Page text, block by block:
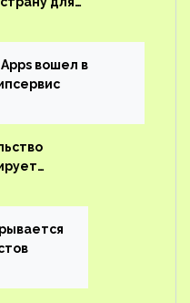
вошел в
из-за рубежа